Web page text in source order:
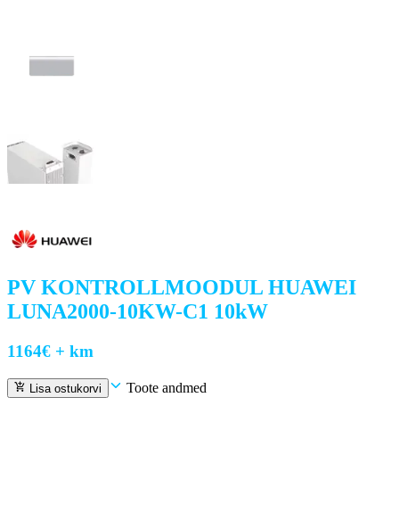
PV KONTROLLMOODUL HUAWEI
LUNA2000-10KW-C1 10kW
1164€ + km
Lisa ostukorvi Toote andmed